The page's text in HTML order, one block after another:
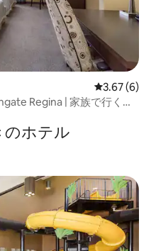
レビュー6
3.67 (6)
Regina | 家族で行く大
のホ⁠テ⁠ル